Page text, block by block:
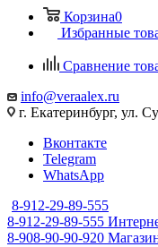
Корзина0
Избранные
Сравнение
info@veraalex.ru
г. Екатеринбург, ул.
Вконтакте
Telegram
WhatsApp
8-912-29-89-555
8-912-29-89-555
8-908-90-90-920